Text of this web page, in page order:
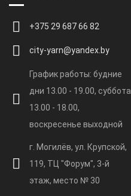
+375 29 687 66 82
city-yarn@yandex.by
График работы: будние
дни 13.00 - 19.00, суббота
13.00 - 18.00,
воскресенье выходной
г. Могилёв, ул. Крупской,
119, ТЦ "Форум", 3-й
этаж, место № 30